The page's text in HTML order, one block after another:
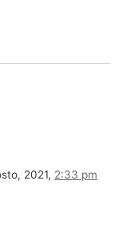
2021, 2:33 pm